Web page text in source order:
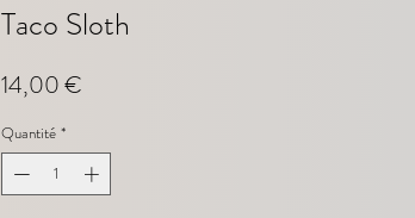
Taco Sloth
14,00 €
Quantité *